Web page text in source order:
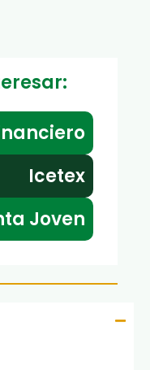
Icetex
Joven